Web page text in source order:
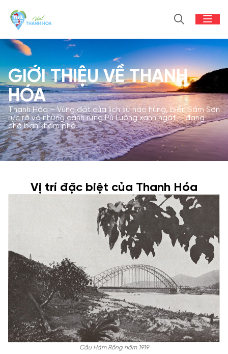
GIỚI THIỆU VỀ THANH
HÓA
Thanh Hóa – Vùng đất của lịch sử hào hùng, biển Sầm Sơn
rực rỡ và những cánh rừng Pù Luông xanh ngát – đang
chờ bạn khám phá.
Vị trí đặc biệt của Thanh Hóa
Cầu Hàm Rồng năm 1919